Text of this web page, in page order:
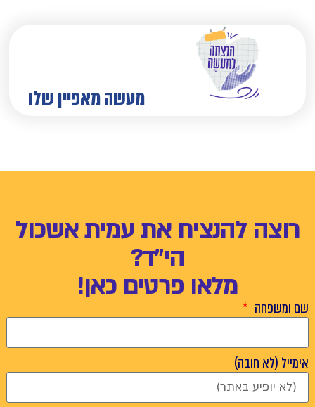
מעשה מאפיין שלו
רוצה להנציח את עמית אשכול
הי"ד?
מלאו פרטים כאן!
שם ומשפחה
אימייל (לא חובה)